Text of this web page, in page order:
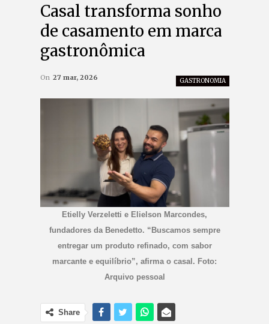
Casal transforma sonho
de casamento em marca
gastronômica
GASTRONOMIA
On 27 mar, 2026
Etielly Verzeletti e Elielson Marcondes,
fundadores da Benedetto. “Buscamos sempre
entregar um produto refinado, com sabor
marcante e equilíbrio”, afirma o casal. Foto:
Arquivo pessoal
Share